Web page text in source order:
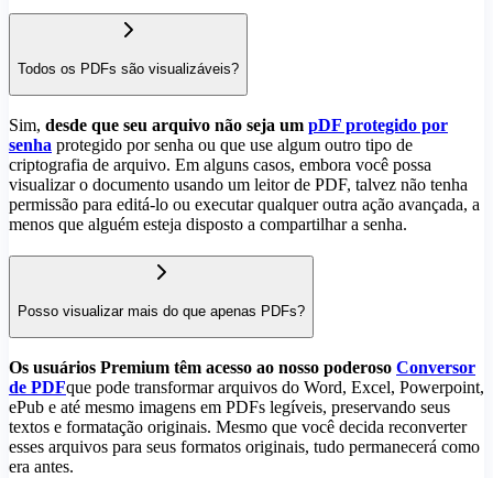
Todos os PDFs são visualizáveis?
Sim, desde que seu arquivo não seja um pDF protegido por
senha protegido por senha ou que use algum outro tipo de
criptografia de arquivo. Em alguns casos, embora você possa
visualizar o documento usando um leitor de PDF, talvez não tenha
permissão para editá-lo ou executar qualquer outra ação avançada, a
menos que alguém esteja disposto a compartilhar a senha.
Posso visualizar mais do que apenas PDFs?
Os usuários Premium têm acesso ao nosso poderoso Conversor
de PDFque pode transformar arquivos do Word, Excel, Powerpoint,
ePub e até mesmo imagens em PDFs legíveis, preservando seus
textos e formatação originais. Mesmo que você decida reconverter
esses arquivos para seus formatos originais, tudo permanecerá como
era antes.